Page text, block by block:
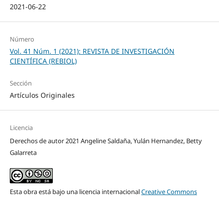
2021-06-22
Número
Vol. 41 Núm. 1 (2021): REVISTA DE INVESTIGACIÓN
CIENTÍFICA (REBIOL)
Sección
Artículos Originales
Licencia
Derechos de autor 2021 Angeline Saldaña, Yulán Hernandez, Betty
Galarreta
Esta obra está bajo una licencia internacionalCreative Commons